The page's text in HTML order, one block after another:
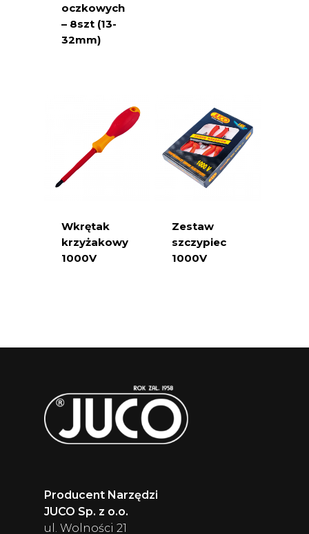
oczkowych
– 8szt (13-
32mm)
Wkrętak
krzyżakowy
1000V
Zestaw
szczypiec
1000V
Producent Narzędzi
JUCO Sp. z o.o.
ul. Wolności 21